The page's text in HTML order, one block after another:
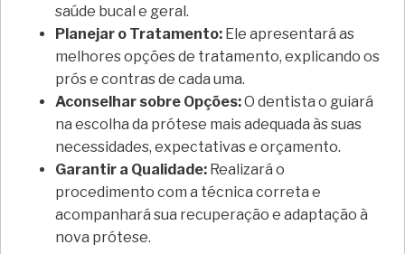
saúde bucal e geral.
Planejar o Tratamento: Ele apresentará as
melhores opções de tratamento, explicando os
prós e contras de cada uma.
Aconselhar sobre Opções:O dentista o guiará
na escolha da prótese mais adequada às suas
necessidades, expectativas e orçamento.
Garantir a Qualidade: Realizará o
procedimento com a técnica correta e
acompanhará sua recuperação e adaptação à
nova prótese.